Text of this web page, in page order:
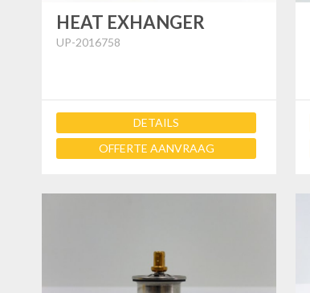
HEAT EXHANGER
UP-2016758
DETAILS
OFFERTE AANVRAAG